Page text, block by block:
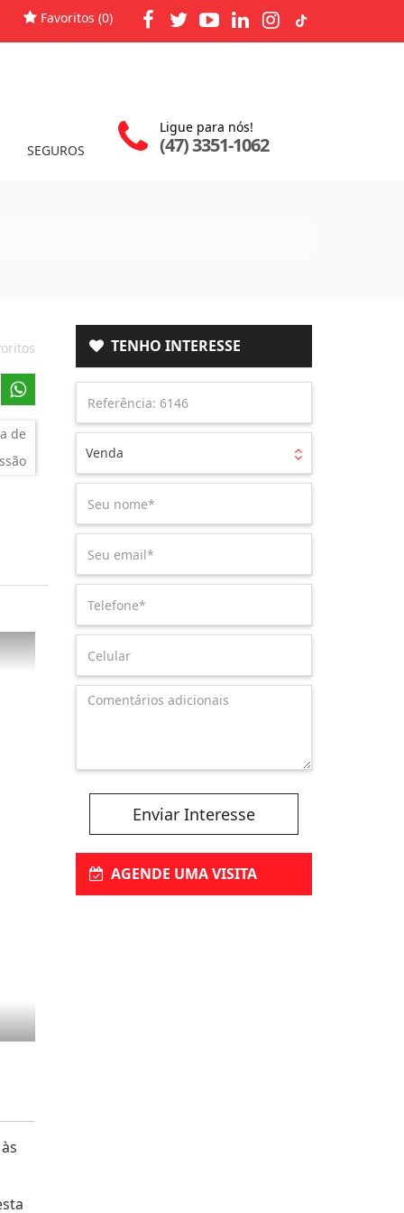
Favoritos (0)
SEGUROS
Ligue para nós!
(47) 3351-1062
de
TENHO INTERESSE
Venda
Enviar Interesse